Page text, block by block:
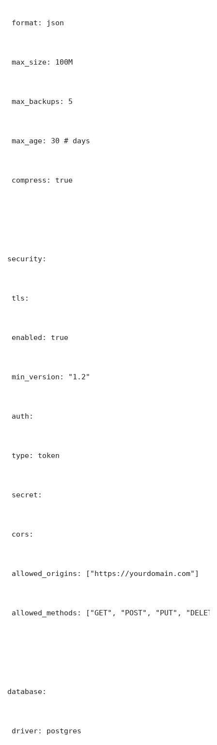
format: json
max_size: 100M
max_backups: 5
max_age: 30 # days
compress: true
security:
tls:
enabled: true
min_version: "1.2"
auth:
type: token
secret:
cors:
allowed_origins: ["https://yourdomain.com"]
allowed_methods: ["GET", "POST", "PUT",
database:
driver: postgres